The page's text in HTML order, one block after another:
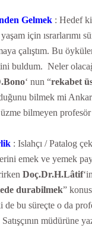
Gelmek : Hedef
için ısrarlarımı
çalıştım. Bu
buldum. Neler
‘ nun “rekabet
bilmek mi
bilmeyen
: Islahçı / Patalog
emek ve yemek
Doç.Dr.H.Lâtif
durabilmek”
bu süreçte o da
Satışçının müdürüne